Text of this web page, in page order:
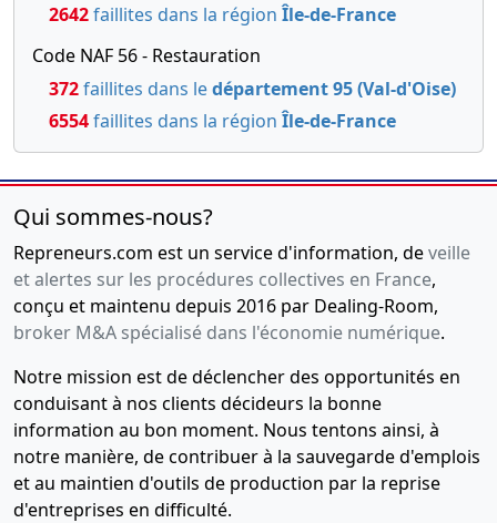
2642faillites dans la région Île-de-France
Code NAF 56 - Restauration
372faillites dans ledépartement 95 (Val-d'Oise)
6554faillites dans la région Île-de-France
Qui sommes-nous?
Repreneurs.com est un service d'information, deveille
et alertes sur les procédures collectives en France,
conçu et maintenu depuis 2016 par Dealing-Room,
broker M&A spécialisé dans l'économie numérique.
Notre mission est de déclencher des opportunités en
conduisant à nos clients décideurs la bonne
information au bon moment. Nous tentons ainsi, à
notre manière, de contribuer à la sauvegarde d'emplois
et au maintien d'outils de production par la reprise
d'entreprises en difficulté.